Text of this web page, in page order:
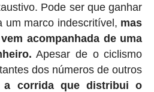
Pode ser que ganhar
um marco indescritível, mas
acompanhada de uma
Apesar de o ciclismo
dos números de outros
corrida que distribui o